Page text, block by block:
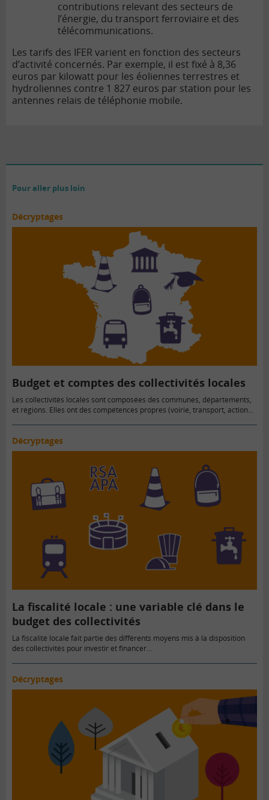
contributions relevant des secteurs de
l’énergie, du transport ferroviaire et des
télécommunications.
Les tarifs des IFER varient en fonction des secteurs
d’activité concernés. Par exemple, il est fixé à 8,36
euros par kilowatt pour les éoliennes terrestres et
hydroliennes contre 1 827 euros par station pour les
antennes relais de téléphonie mobile.
Pour aller plus loin
Décryptages
Budget et comptes des collectivités locales
Les collectivités locales sont composées des communes, départements,
et régions. Elles ont des compétences propres (voirie, transport, action…
Décryptages
La fiscalité locale : une variable clé dans le
budget des collectivités
La fiscalité locale fait partie des différents moyens mis à la disposition
des collectivités pour investir et financer…
Décryptages